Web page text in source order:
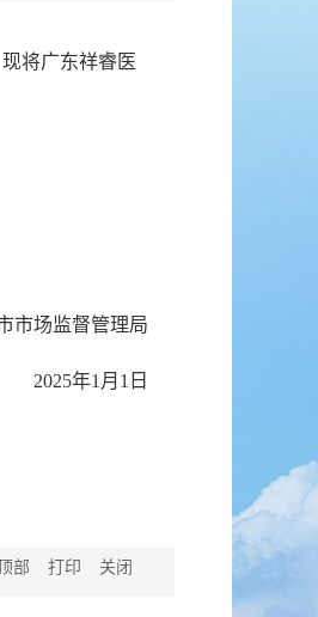
将广东祥睿医
市场监督管理局
2025年1月1日
部 打印 关闭